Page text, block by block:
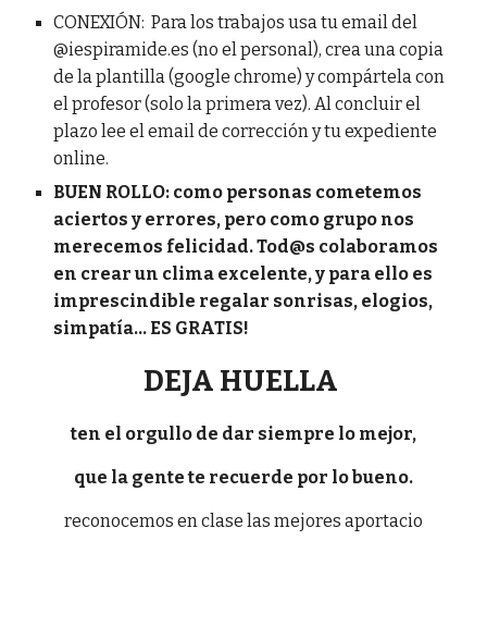
CONEXIÓN: Para los trabajos usa tu email del
@iespiramide.es (no el personal), crea una copia
de la plantilla (google chrome) y compártela con
el profesor (solo la primera vez). Al concluir el
plazo lee el email de corrección y tu expediente
online.
BUEN ROLLO: como personas cometemos
aciertos y errores, pero como grupo nos
merecemos felicidad. Tod@s colaboramos
en crear un clima excelente, y para ello es
imprescindible regalar sonrisas, elogios,
simpatía... ES GRATIS!
DEJA HUELLA
ten el orgullo de dar siempre lo mejor,
que la gente te recuerde por lo bueno.
reconocemos en clase las mejores aportacio